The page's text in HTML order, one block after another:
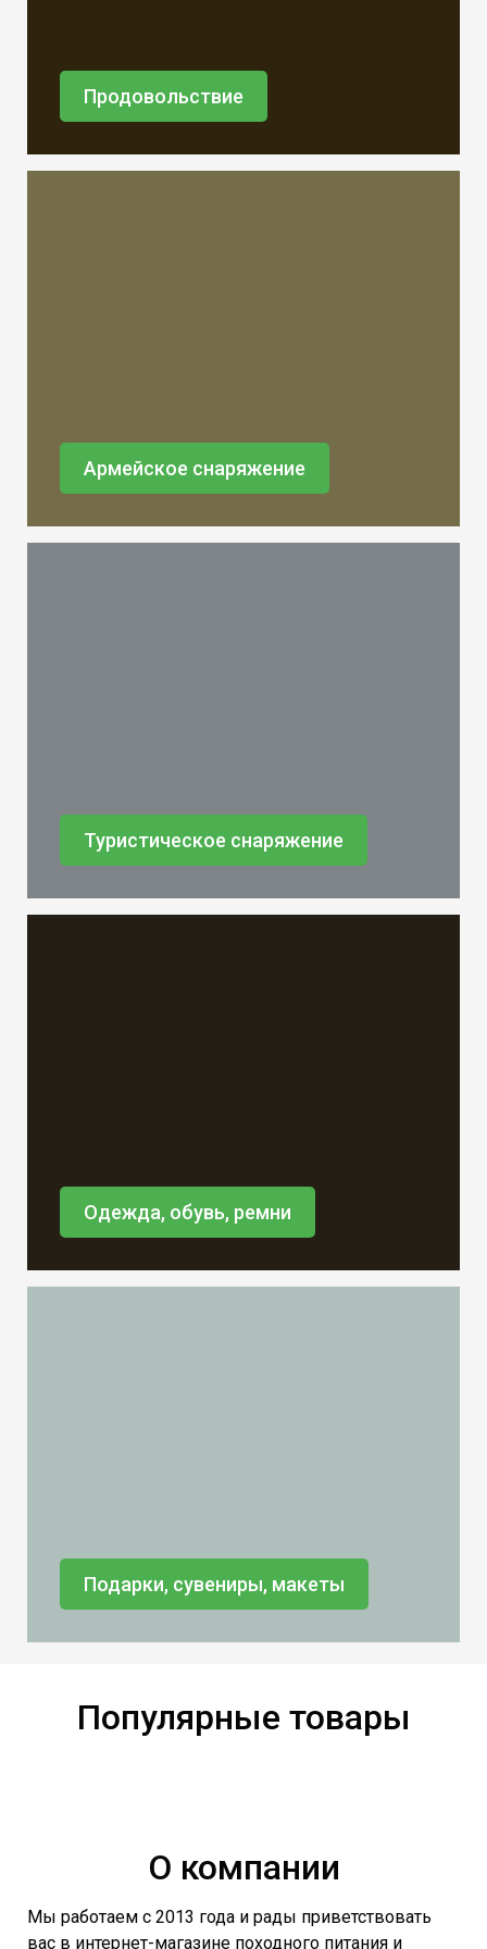
Продовольствие
Армейское снаряжение
Туристическое снаряжение
Одежда, обувь, ремни
Подарки, сувениры, макеты
Популярные товары
О компании
Мы работаем с 2013 года и рады приветствовать
вас в интернет-магазине походного питания и